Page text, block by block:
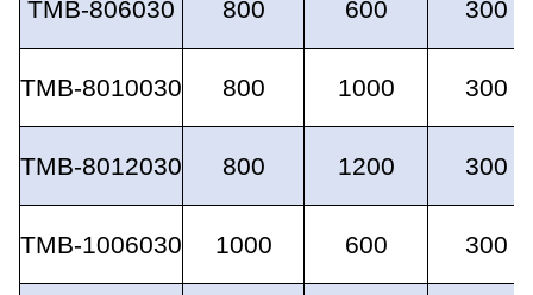
TMB-806030 800 600 300
TMB-8010030 800 1000 300
TMB-8012030 800 1200 300
TMB-1006030 1000 600 300